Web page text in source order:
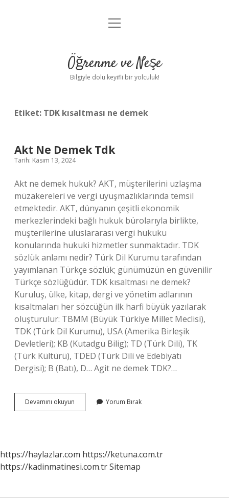
Anasayfa
Yasal Uyarı
menüyü
Öğrenme ve Neşe
Bilgiyle dolu keyifli bir yolculuk!
Etiket: TDK kısaltması ne demek
Akt Ne Demek Tdk
Tarih: Kasım 13, 2024
Akt ne demek hukuk? AKT, müşterilerini uzlaşma
müzakereleri ve vergi uyuşmazlıklarında temsil
etmektedir. AKT, dünyanın çeşitli ekonomik
merkezlerindeki bağlı hukuk bürolarıyla birlikte,
müşterilerine uluslararası vergi hukuku
konularında hukuki hizmetler sunmaktadır. TDK
sözlük anlamı nedir? Türk Dil Kurumu tarafından
yayımlanan Türkçe sözlük; günümüzün en güvenilir
Türkçe sözlüğüdür. TDK kısaltması ne demek?
Kuruluş, ülke, kitap, dergi ve yönetim adlarının
kısaltmaları her sözcüğün ilk harfi büyük yazılarak
oluşturulur: TBMM (Büyük Türkiye Millet Meclisi),
TDK (Türk Dil Kurumu), USA (Amerika Birleşik
Devletleri); KB (Kutadgu Bilig); TD (Türk Dili), TK
(Türk Kültürü), TDED (Türk Dili ve Edebiyatı
Dergisi); B (Batı), D… Agit ne demek TDK?…
Devamını okuyun
Ne
Yorum Bırak
https://haylazlar.com https://ketuna.com.tr
https://kadinmatinesi.com.trSitemap